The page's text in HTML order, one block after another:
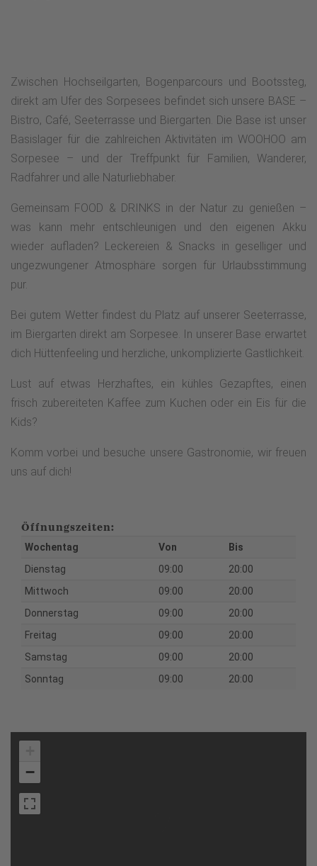
Zwischen Hochseilgarten, Bogenparcours und Bootssteg,
direkt am Ufer des Sorpesees befindet sich unsere BASE –
Bistro, Café, Seeterrasse und Biergarten. Die Base ist unser
Basislager für die zahlreichen Aktivitäten im WOOHOO am
Sorpesee – und der Treffpunkt für Familien, Wanderer,
Radfahrer und alle Naturliebhaber.
Gemeinsam FOOD & DRINKS in der Natur zu genießen –
was kann mehr entschleunigen und den eigenen Akku
wieder aufladen? Leckereien & Snacks in geselliger und
ungezwungener Atmosphäre sorgen für Urlaubsstimmung
pur.
Bei gutem Wetter findest du Platz auf unserer Seeterrasse,
im Biergarten direkt am Sorpesee. In unserer Base erwartet
dich Hüttenfeeling und herzliche, unkomplizierte Gastlichkeit.
Lust auf etwas Herzhaftes, ein kühles Gezapftes, einen
frisch zubereiteten Kaffee zum Kuchen oder ein Eis für die
Kids?
Komm vorbei und besuche unsere Gastronomie, wir freuen
uns auf dich!
Öffnungszeiten:
Wochentag Von
Bis
Dienstag
09:00
20:00
Mittwoch
09:00
20:00
Donnerstag
09:00
20:00
Freitag
09:00
20:00
Samstag
09:00
20:00
Sonntag
09:00 20:00
−